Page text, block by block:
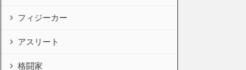
フィジーカー
アスリート
格闘家